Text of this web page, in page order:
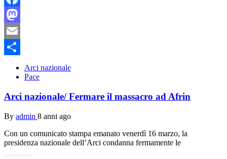
Facebook
Mastodon
Email
Condividi
Arci nazionale
Pace
Arci nazionale/ Fermare il massacro ad Afrin
By admin 8 anni ago
Con un comunicato stampa emanato venerdì 16 marzo, la
presidenza nazionale dell’Arci condanna fermamente le